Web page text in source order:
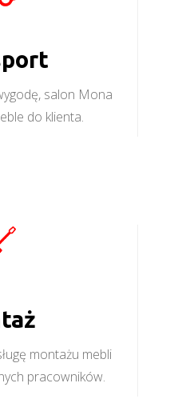
salon Mona
do klienta.
montażu mebli
pracowników.